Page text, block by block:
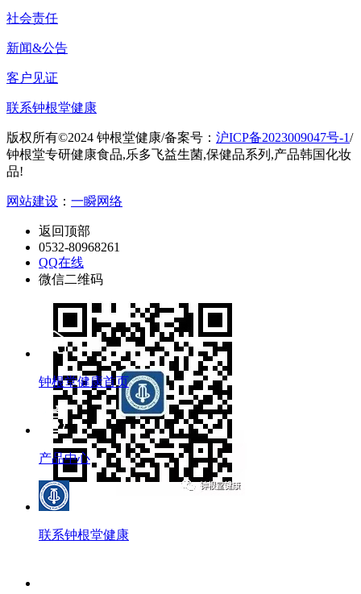
社会责任
新闻&公告
客户见证
联系钟根堂健康
版权所有©2024 钟根堂健康/备案号： 沪ICP备2023009047号-1/
钟根堂专研健康食品,乐多飞益生菌,保健品系列,产品韩国化妆
品!
网站建设 ： 一瞬网络
返回顶部
0532-80968261
QQ在线
微信二维码
钟根堂健康首页
产品中心
联系钟根堂健康